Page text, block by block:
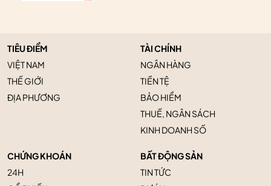
TIÊU ĐIỂM
VIỆT NAM
THẾ GIỚI
ĐỊA PHƯƠNG
TÀI CHÍNH
NGÂN HÀNG
TIỀN TỆ
BẢO HIỂM
THUẾ, NGÂN SÁCH
KINH DOANH SỐ
CHỨNG KHOÁN
24H
BẤT ĐỘNG SẢN
TIN TỨC